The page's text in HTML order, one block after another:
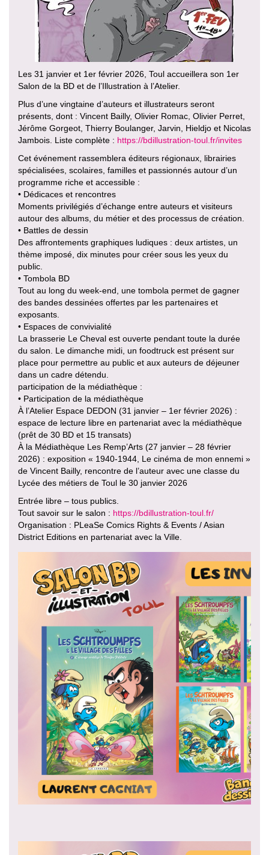
Les 31 janvier et 1er février 2026, Toul accueillera son 1er
Salon de la BD et de l’Illustration à l’Atelier.
Plus d’une vingtaine d’auteurs et illustrateurs seront
présents, dont : Vincent Bailly, Olivier Romac, Olivier Perret,
Jérôme Gorgeot, Thierry Boulanger, Jarvin, Hieldjo et Nicolas
Jambois. Liste complète : https://bdillustration-toul.fr/invites
Cet événement rassemblera éditeurs régionaux, librairies
spécialisées, scolaires, familles et passionnés autour d’un
programme riche et accessible :
• Dédicaces et rencontres
Moments privilégiés d’échange entre auteurs et visiteurs
autour des albums, du métier et des processus de création.
• Battles de dessin
Des affrontements graphiques ludiques : deux artistes, un
thème imposé, dix minutes pour créer sous les yeux du
public.
• Tombola BD
Tout au long du week-end, une tombola permet de gagner
des bandes dessinées offertes par les partenaires et
exposants.
• Espaces de convivialité
La brasserie Le Cheval est ouverte pendant toute la durée
du salon. Le dimanche midi, un foodtruck est présent sur
place pour permettre au public et aux auteurs de déjeuner
dans un cadre détendu.
participation de la médiathèque :
• Participation de la médiathèque
À l’Atelier Espace DEDON (31 janvier – 1er février 2026) :
espace de lecture libre en partenariat avec la médiathèque
(prêt de 30 BD et 15 transats)
À la Médiathèque Les Remp’Arts (27 janvier – 28 février
2026) : exposition « 1940-1944, Le cinéma de mon ennemi »
de Vincent Bailly, rencontre de l’auteur avec une classe du
Lycée des métiers de Toul le 30 janvier 2026
Entrée libre – tous publics.
Tout savoir sur le salon : https://bdillustration-toul.fr/
Organisation : PLeaSe Comics Rights & Events / Asian
District Editions en partenariat avec la Ville.